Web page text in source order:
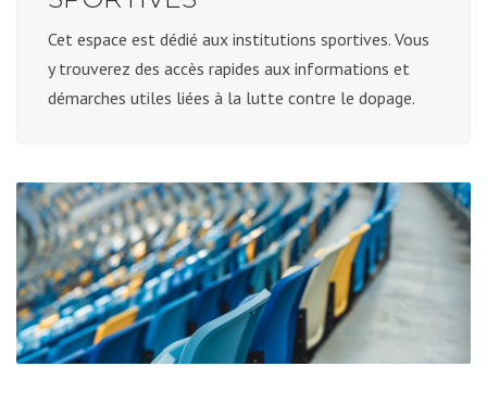
Cet espace est dédié aux institutions sportives. Vous
y trouverez des accès rapides aux informations et
démarches utiles liées à la lutte contre le dopage.